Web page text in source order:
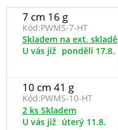
7 cm 16 g
Kód:PWMS-7-HT
Skladem na ext. skladě
U vás již pondělí 17.8.
10 cm 41 g
Kód:PWMS-10-HT
2 ks Skladem
U vás již úterý 11.8.